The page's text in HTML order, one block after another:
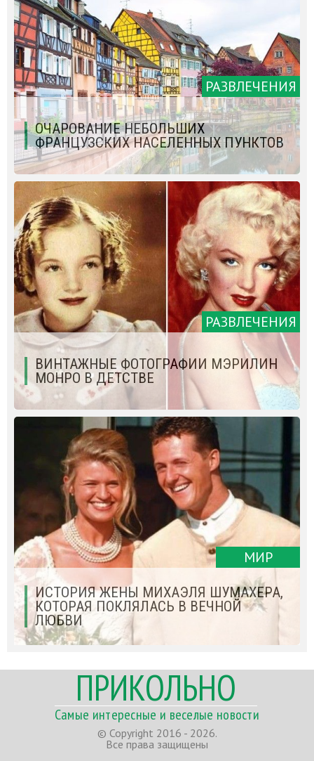
РАЗВЛЕЧЕНИЯ
ОЧАРОВАНИЕ НЕБОЛЬШИХ
ФРАНЦУЗСКИХ НАСЕЛЕННЫХ ПУНКТОВ
РАЗВЛЕЧЕНИЯ
ВИНТАЖНЫЕ ФОТОГРАФИИ МЭРИЛИН
МОНРО В ДЕТСТВЕ
МИР
ИСТОРИЯ ЖЕНЫ МИХАЭЛЯ ШУМАХЕРА,
КОТОРАЯ ПОКЛЯЛАСЬ В ВЕЧНОЙ
ЛЮБВИ
ПРИКОЛЬНО
Самые интересные и веселые новости
© Copyright 2016 - 2026.
Все права защищены